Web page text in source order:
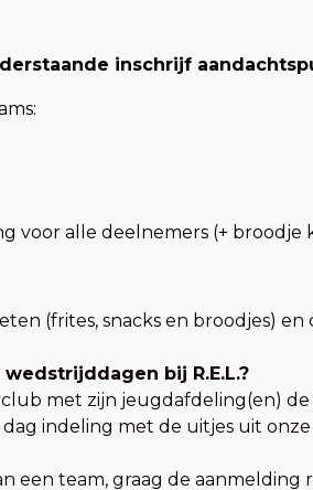
inschrijf
voor alle deelnemers (+ broodje
(frites, snacks en broodjes)
bij R.E.L.?
met zijn jeugdafdeling(en)
indeling met de uitjes uit
een team, graag de